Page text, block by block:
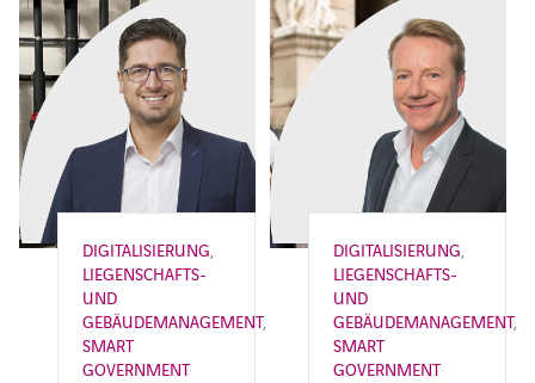
DIGITALISIERUNG,
LIEGENSCHAFTS-
UND
GEBÄUDEMANAGEMENT,
SMART
GOVERNMENT
DIGITALISIERUNG,
LIEGENSCHAFTS-
UND
GEBÄUDEMANAGEMENT,
SMART
GOVERNMENT